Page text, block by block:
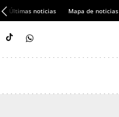
Últimas noticias Mapa de noticias